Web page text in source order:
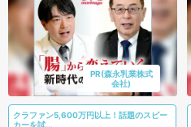
PR(森永乳業株式
会社)
クラファン5,600万円以上！話題のスピー
カーを試...